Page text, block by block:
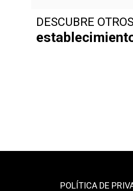
DESCUBRE
POLÍTICA DE